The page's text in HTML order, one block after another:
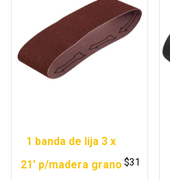
1 banda de lija 3 x
21′ p/madera grano $31